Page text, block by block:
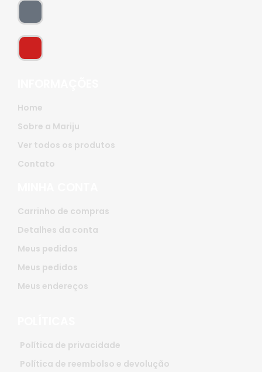
Home
Sobre a Mariju
Ver todos os produtos
Contato
Carrinho de compras
Detalhes da conta
Meus pedidos
Meus pedidos
Meus endereços
Política de privacidade
Política de reembolso e devolução